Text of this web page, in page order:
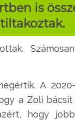
is
A
a Zoli
hogy